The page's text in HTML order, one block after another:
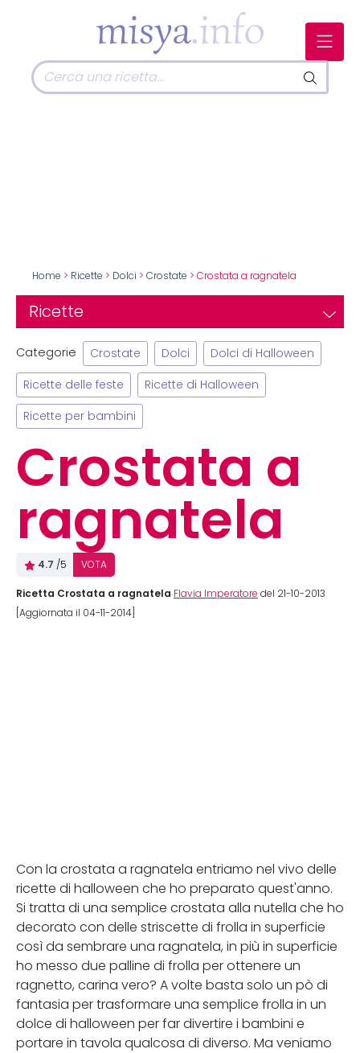
Home > Ricette > Dolci > Crostate > Crostata a ragnatela
Ricette
Categorie Crostate Dolci Dolci di Halloween
Ricette delle feste Ricette di Halloween
Ricette per bambini
Crostata a
ragnatela
4.7 /5 VOTA
Ricetta Crostata a ragnatela Flavia Imperatore del 21-10-2013
[Aggiornata il 04-11-2014]
Con la crostata a ragnatela entriamo nel vivo delle
ricette di halloween che ho preparato quest'anno.
Si tratta di una semplice crostata alla nutella che ho
decorato con delle striscette di frolla in superficie
così da sembrare una ragnatela, in più in superficie
ho messo due palline di frolla per ottenere un
ragnetto, carina vero? A volte basta solo un pò di
fantasia per trasformare una semplice frolla in un
dolce di halloween per far divertire i bambini e
portare in tavola qualcosa di diverso. Ma veniamo